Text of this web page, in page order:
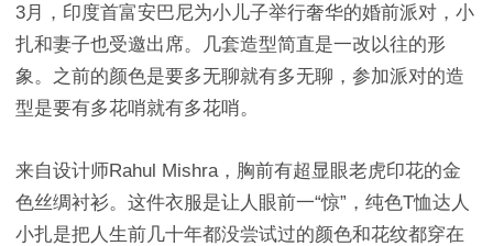
3月，印度首富安巴尼为小儿子举行奢华的婚前派对，小
扎和妻子也受邀出席。几套造型简直是一改以往的形
象。之前的颜色是要多无聊就有多无聊，参加派对的造
型是要有多花哨就有多花哨。
来自设计师Rahul Mishra，胸前有超显眼老虎印花的金
色丝绸衬衫。这件衣服是让人眼前一“惊”，纯色T恤达人
小扎是把人生前几十年都没尝试过的颜色和花纹都穿在